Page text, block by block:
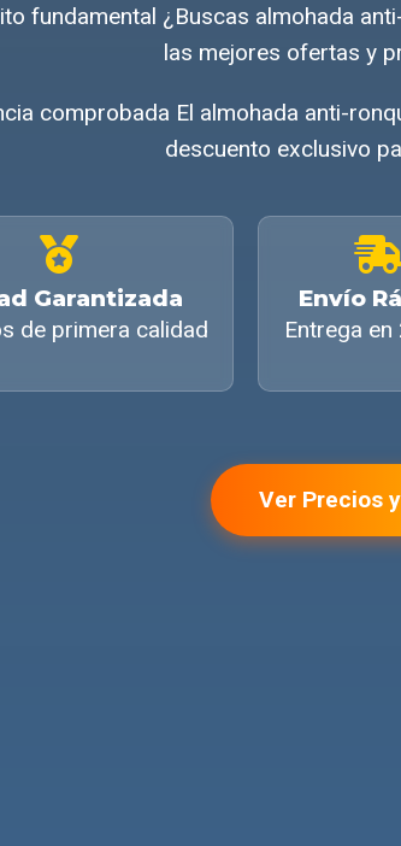
fundamental ¿Buscas almohada
las mejores ofertas y
comprobada El almohada anti-
descuento exclusivo
Garantizada
de primera calidad
Envío
Entrega
Ver Precios